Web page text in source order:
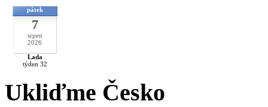
pátek
7
srpen
2026
Lada
týden 32
Ukliďme Česko